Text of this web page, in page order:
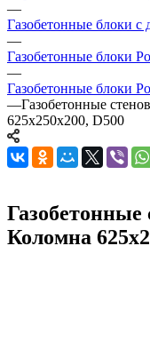
—
Газобетонные блоки с
—
Газобетонные блоки
—
Газобетонные блоки
—Газобетонные
625х250х200, D500
Коломна